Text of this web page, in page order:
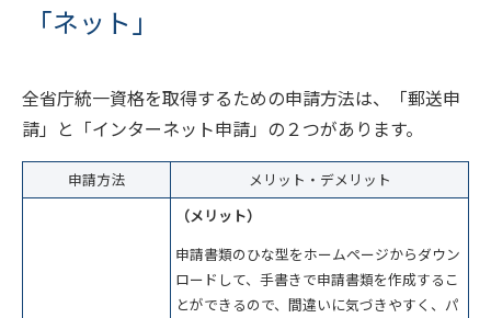
「ネット」
全省庁統一資格を取得するための申請方法は、「郵送申
請」と「インターネット申請」の２つがあります。
申請方法 メリット・デメリット
（メリット）
申請書類のひな型をホームページからダウン
ロードして、手書きで申請書類を作成するこ
とができるので、間違いに気づきやすく、パ